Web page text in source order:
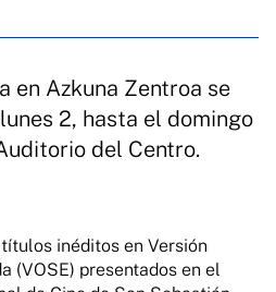
en Azkuna Zentroa se
2, hasta el domingo
del Centro.
inéditos en Versión
(VOSE) presentados en el